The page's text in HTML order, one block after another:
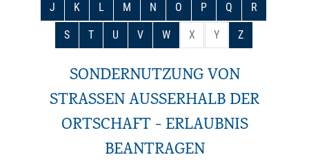
J K L M N O P Q R
S T U V W X Y Z
SONDERNUTZUNG VON
STRASSEN AUSSERHALB DER OR
TSCHAFT - ERLAUBNIS BE
ANTRAGEN